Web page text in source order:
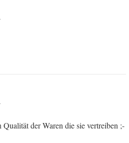
Qualität der Waren die sie vertreiben ;-